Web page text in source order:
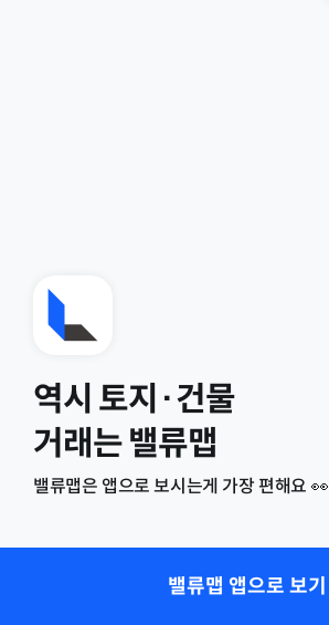
역시 토지·건물
거래는 밸류맵
밸류맵은 앱으로 보시는게 가장 편해요 👀
밸류맵 앱으로 보기